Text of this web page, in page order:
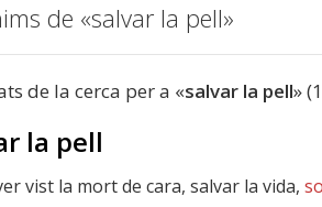
de «salvar la pell»
de la cerca per a «salvar la pell»
la pell
vist la mort de cara, salvar la vida,